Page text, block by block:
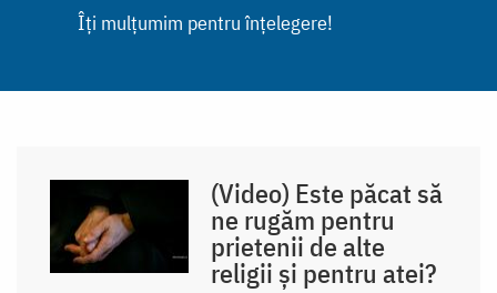
Îți mulțumim pentru înțelegere!
(Video) Este păcat să
ne rugăm pentru
prietenii de alte
religii și pentru atei?